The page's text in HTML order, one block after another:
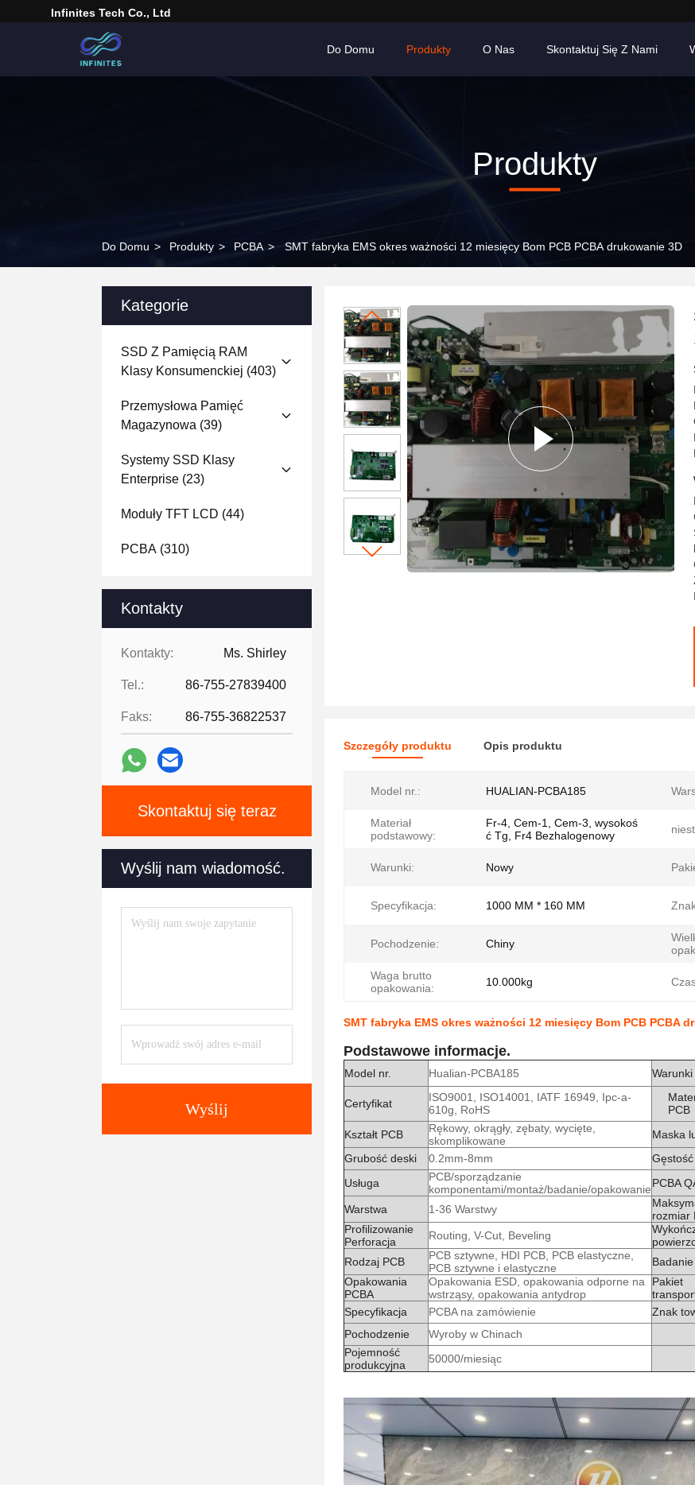
Infinites Tech Co., Ltd
Do Domu Produkty O Nas Skontaktuj Się Z Nami
Produkty
Do Domu > Produkty > PCBA > SMT fabryka EMS okres ważności 12 miesięcy Bom PCB PCBA drukowanie 3D
Kategorie
SSD Z Pamięcią RAM
Klasy Konsumenckiej (403)
Przemysłowa Pamięć
Magazynowa (39)
Systemy SSD Klasy
Enterprise (23)
Moduły TFT LCD (44)
PCBA (310)
Kontakty
Kontakty: Ms. Shirley
Tel.: 86-755-27839400
Faks: 86-755-36822537
Skontaktuj się teraz
Wyślij nam wiadomość.
Wyślij
Szczegóły produktu Opis produktu
Model nr.: HUALIAN-PCBA185
Materiał
podstawowy:
Fr-4, Cem-1, Cem-3, wysokoś
ć Tg, Fr4 Bezhalogenowy
Warunki: Nowy
Specyfikacja: 1000 MM * 160 MM
Pochodzenie: Chiny
Waga brutto
opakowania:
10.000kg
SMT fabryka EMS okres ważności 12 miesięcy Bom PCB PCBA
Podstawowe informacje.
Model nr. Hualian-PCBA185 Warunki
Certyfikat
ISO9001, ISO14001, IATF 16949, Ipc-a-
610g, RoHS
PCB
Kształt PCB
Rękowy, okrągły, zębaty, wycięte,
skomplikowane
Maska
Grubość deski
0.2mm-8mm
Usługa
PCB/sporządzanie
komponentami/montaż/badanie/opakowaniePCBA
Warstwa
1-36 Warstwy
rozmiar
Profilizowanie
Perforacja
Routing, V-Cut, Beveling
Rodzaj PCB
PCB sztywne, HDI PCB, PCB elastyczne,
PCB sztywne i elastyczne
Badanie
Opakowania
PCBA
Opakowania ESD, opakowania odporne na
wstrząsy, opakowania antydrop
Pakiet
Specyfikacja
PCBA na zamówienie Znak
Pochodzenie
Wyroby w Chinach
Pojemność
produkcyjna
50000/miesiąc